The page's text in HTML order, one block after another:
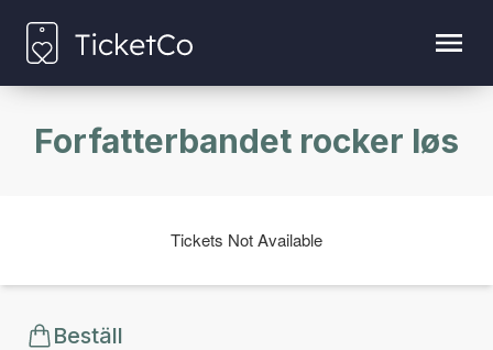
Forfatterbandet rocker løs
Tickets Not Available
Beställ